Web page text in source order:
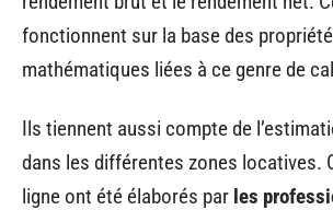
fonctionnent sur la base des
mathématiques liées à ce genre de
Ils tiennent aussi compte de
dans les différentes zones locatives.
ligne ont été élaborés par les